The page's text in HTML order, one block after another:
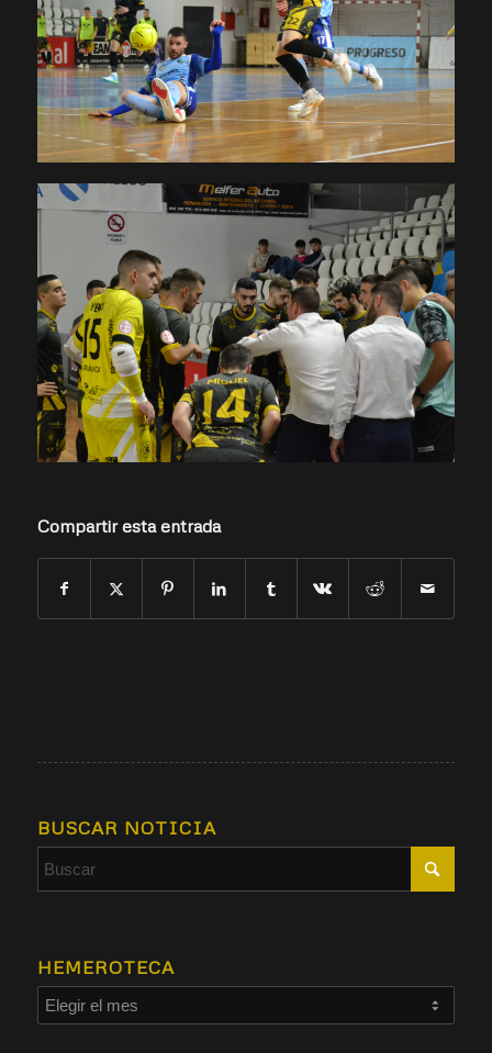
Compartir esta entrada
BUSCAR NOTICIA
HEMEROTECA